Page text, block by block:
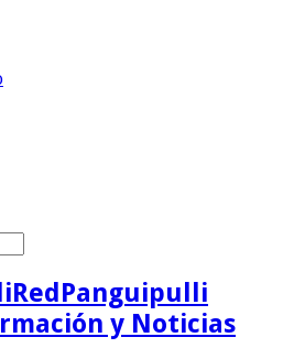
RedPanguipulli
y Noticias